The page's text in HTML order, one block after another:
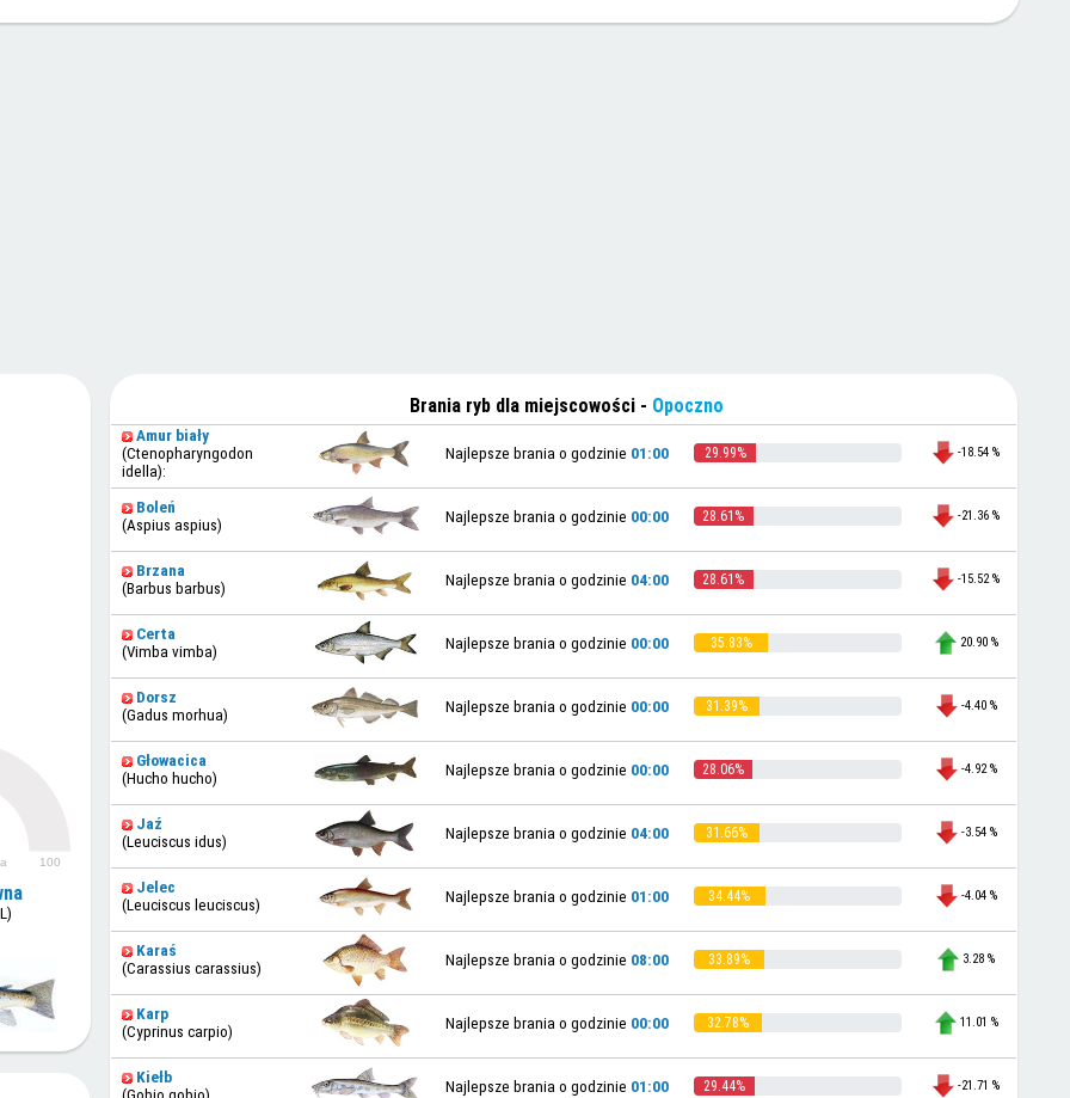
100
Brania ryb dla miejscowości - Opoczno
Amur biały
(Ctenopharyngodon
idella):
Najlepsze brania o godzinie 01:00 29.99% -18.54 %
Boleń
(Aspius aspius)
Najlepsze brania o godzinie 00:00 28.61% -21.36 %
Brzana
(Barbus barbus)
Najlepsze brania o godzinie 04:00 28.61% -15.52 %
Certa
(Vimba vimba)
Najlepsze brania o godzinie 00:00 35.83% 20.90 %
Dorsz
(Gadus morhua)
Najlepsze brania o godzinie 00:00 31.39% -4.40 %
Głowacica
(Hucho hucho)
Najlepsze brania o godzinie 00:00 28.06% -4.92 %
Jaź
(Leuciscus idus)
Najlepsze brania o godzinie 04:00 31.66% -3.54 %
Jelec
(Leuciscus leuciscus)
Najlepsze brania o godzinie 01:00 34.44% -4.04 %
Karaś
(Carassius carassius)
Najlepsze brania o godzinie 08:00 33.89% 3.28 %
Karp
(Cyprinus carpio)
Najlepsze brania o godzinie 00:00 32.78% 11.01 %
Kiełb
Najlepsze brania o godzinie 01:00 29.44% -21.71 %